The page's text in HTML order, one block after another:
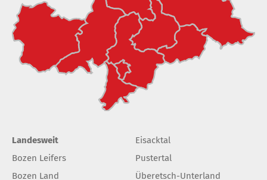
Landesweit
Bozen Leifers
Bozen Land
Eisacktal
Pustertal
Überetsch-Unterland